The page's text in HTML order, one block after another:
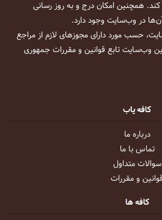
همچنین امکان درج و به روز رسانی
در وب‌سایت وجود دارد.
حسب مورد دارای مجوزهای لازم از مراجع
وب‌سایت تابع قوانین و مقررات جمهوری
کافه یاب
درباره ما
تماس با ما
سوالات متداول
قوانین و مقررات
کافه ها